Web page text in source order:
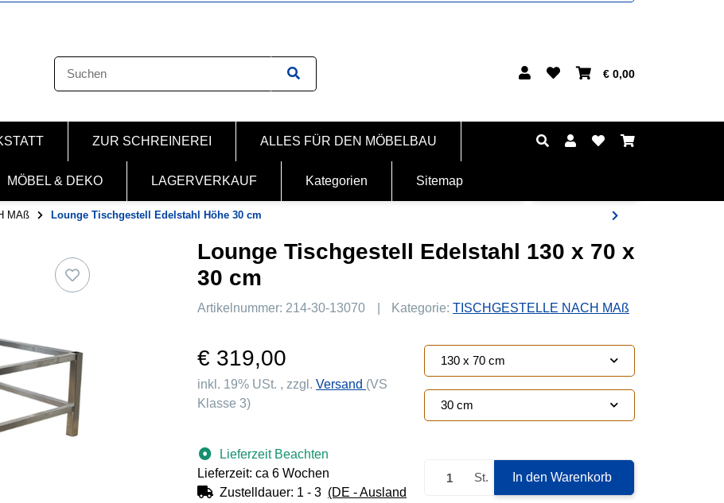
€ 0,00
ZUR SCHREINEREI ALLES FÜR DEN MÖBELBAU
MÖBEL & DEKO LAGERVERKAUF Kategorien Sitemap
MAß Lounge Tischgestell Edelstahl Höhe 30 cm
Lounge Tischgestell Edelstahl 130 x 70 x
30 cm
Artikelnummer: 214-30-13070 Kategorie: TISCHGESTELLE NACH MAß
€ 319,00
inkl. 19% USt. , zzgl. Versand (VS
Klasse 3)
Lieferzeit Beachten
Lieferzeit: ca 6 Wochen
Zustelldauer: 1 - 3 (DE - Ausland
130 x 70 cm
30 cm
St. In den Warenkorb